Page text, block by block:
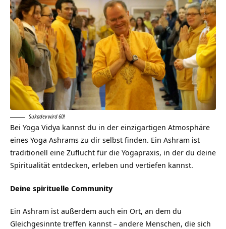
Sukadev wird 60!
Bei Yoga Vidya kannst du in der einzigartigen Atmosphäre
eines Yoga Ashrams zu dir selbst finden. Ein Ashram ist
traditionell eine Zuflucht für die Yogapraxis, in der du deine
Spiritualität entdecken, erleben und vertiefen kannst.
Deine spirituelle Community
Ein Ashram ist außerdem auch ein Ort, an dem du
Gleichgesinnte treffen kannst – andere Menschen, die sich